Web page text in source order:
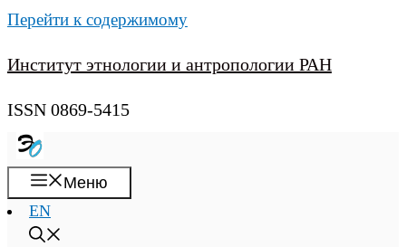
Перейти к содержимому
Институт этнологии и антропологии РАН
ISSN 0869-5415
Меню
EN